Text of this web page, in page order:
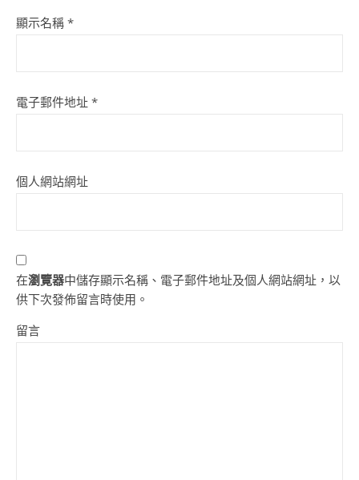
顯示名稱 *
電子郵件地址 *
個人網站網址
在瀏覽器中儲存顯示名稱、電子郵件地址及個人網站網址，以
供下次發佈留言時使用。
留言